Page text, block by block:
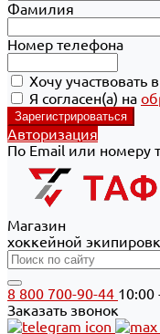
Фамилия
Номер телефона
Хочу участвовать
Я согласен(а) на
Авторизация
По Email или номеру
Магазин
хоккейной
8 800 700-90-44 10:00
Заказать звонок